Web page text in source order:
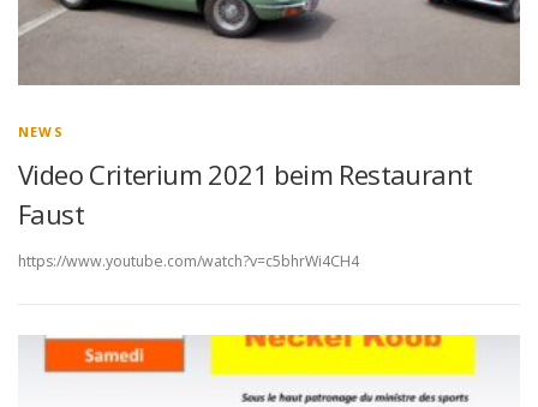
NEWS
Video Criterium 2021 beim Restaurant
Faust
https://www.youtube.com/watch?v=c5bhrWi4CH4